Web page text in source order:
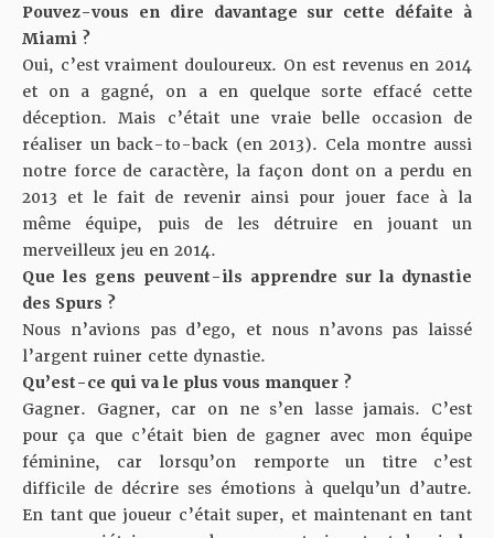
Pouvez-vous en dire davantage sur cette défaite à
Miami ?
Oui, c’est vraiment douloureux. On est revenus en 2014
et on a gagné, on a en quelque sorte effacé cette
déception. Mais c’était une vraie belle occasion de
réaliser un back-to-back (en 2013). Cela montre aussi
notre force de caractère, la façon dont on a perdu en
2013 et le fait de revenir ainsi pour jouer face à la
même équipe, puis de les détruire en jouant un
merveilleux jeu en 2014.
Que les gens peuvent-ils apprendre sur la dynastie
des Spurs ?
Nous n’avions pas d’ego, et nous n’avons pas laissé
l’argent ruiner cette dynastie.
Qu’est-ce qui va le plus vous manquer ?
Gagner. Gagner, car on ne s’en lasse jamais. C’est
pour ça que c’était bien de gagner avec mon équipe
féminine, car lorsqu’on remporte un titre c’est
difficile de décrire ses émotions à quelqu’un d’autre.
En tant que joueur c’était super, et maintenant en tant